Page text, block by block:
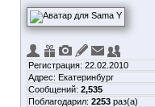
Регистрация: 22.02.2010
Адрес: Екатеринбург
Сообщений: 2,535
Поблагодарил: 2253 раз(а)